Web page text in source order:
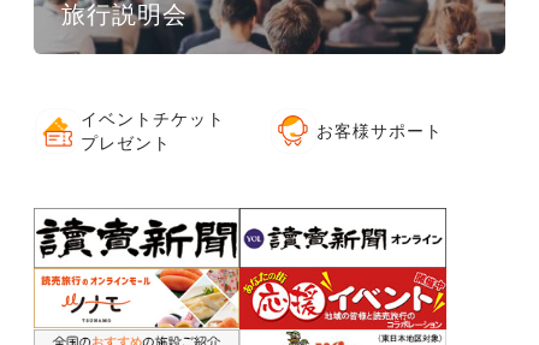
旅行説明会
イベントチケット
プレゼント
お客様サポート